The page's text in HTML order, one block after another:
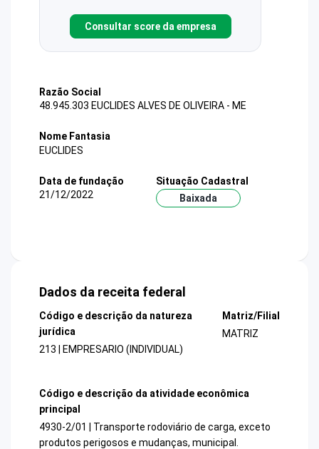
Consultar score da empresa
Razão Social
48.945.303 EUCLIDES ALVES DE OLIVEIRA - ME
Nome Fantasia
EUCLIDES
Data de fundação
21/12/2022
Situação Cadastral
Baixada
Dados da receita federal
Código e descrição da natureza
jurídica
213 | EMPRESARIO (INDIVIDUAL)
Matriz/Filial
MATRIZ
Código e descrição da atividade econômica
principal
4930-2/01 | Transporte rodoviário de carga, exceto
produtos perigosos e mudanças, municipal.